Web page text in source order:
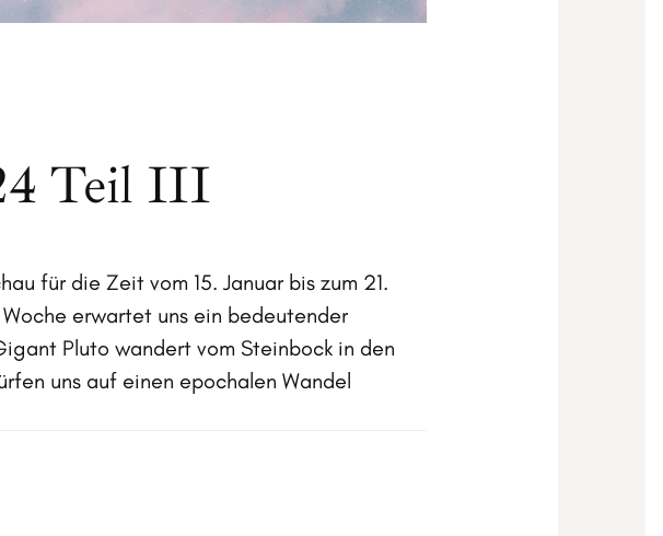
Teil III
für die Zeit vom 15. Januar bis zum 21.
erwartet uns ein bedeutender
Pluto wandert vom Steinbock in den
uns auf einen epochalen Wandel